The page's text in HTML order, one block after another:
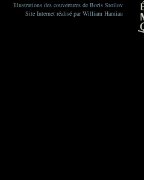
Illustrations des couvertures de Boris Stoilov
Site Internet réalisé par William Hamiau